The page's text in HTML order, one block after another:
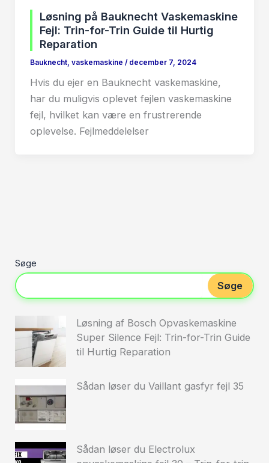
Løsning på Bauknecht Vaskemaskine
Fejl: Trin-for-Trin Guide til Hurtig
Reparation
Bauknecht, vaskemaskine / december 7, 2024
Hvis du ejer en Bauknecht vaskemaskine,
har du muligvis oplevet fejlen vaskemaskine
fejl, hvilket kan være en frustrerende
oplevelse. Fejlmeddelelser
Søge
Søge
Løsning af Bosch Opvaskemaskine
Super Silence Fejl: Trin-for-Trin Guide
til Hurtig Reparation
Sådan løser du Vaillant gasfyr fejl 35
Sådan løser du Electrolux